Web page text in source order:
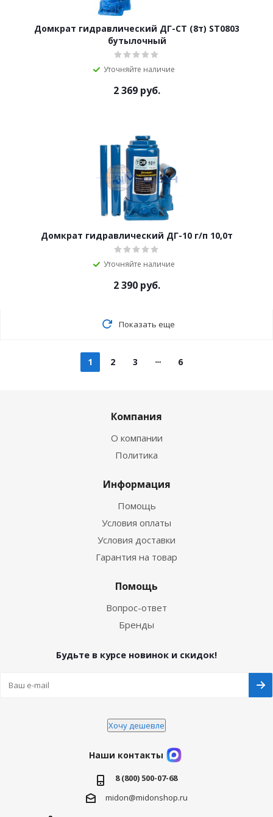
Домкрат гидравлический ДГ-CT (8т) ST0803
бутылочный
Уточняйте наличие
2 369 руб.
Домкрат гидравлический ДГ-10 г/п 10,0т
Уточняйте наличие
2 390 руб.
Показать еще
1 2 3 6
Компания
О компании
Политика
Информация
Помощь
Условия оплаты
Условия доставки
Гарантия на товар
Помощь
Вопрос-ответ
Бренды
Будьте в курсе новинок и скидок!
Хочу дешевле
Наши контакты
8 (800) 500-07-68
midon@midonshop.ru